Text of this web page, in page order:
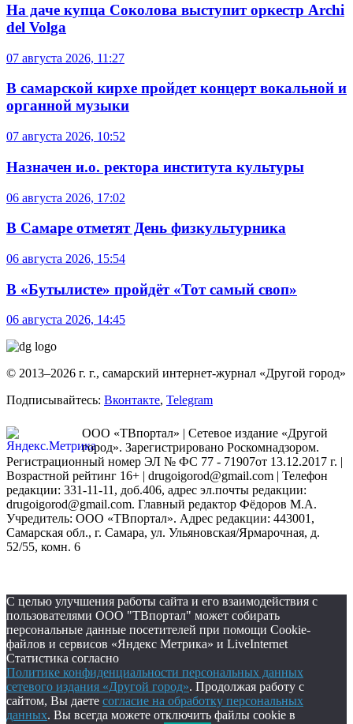
На даче купца Соколова выступит оркестр Archi
del Volga
07 августа 2026, 11:27
В самарской кирхе пройдет концерт вокальной и
органной музыки
07 августа 2026, 10:52
Назначен и.о. ректора института культуры
06 августа 2026, 17:02
В Самаре отметят День физкультурника
06 августа 2026, 15:54
В «Бутылисте» пройдёт «Тот самый своп»
06 августа 2026, 14:45
© 2013–2026 г. г., самарский интернет-журнал «Другой город»
Подписывайтесь: Вконтакте, Telegram
ООО «ТВпортал» | Сетевое издание «Другой
город». Зарегистрировано Роскомнадзором.
Регистрационный номер ЭЛ № ФС 77 - 71907от 13.12.2017 г. |
Возрастной рейтинг 16+ | drugoigorod@gmail.com | Телефон
редакции: 331-11-11, доб.406, адрес эл.почты редакции:
drugoigorod@gmail.com. Главный редактор Фёдоров М.А.
Учредитель: ООО «ТВпортал». Адрес редакции: 443001,
Самарская обл., г. Самара, ул. Ульяновская/Ярмарочная, д.
52/55, комн. 6
С целью улучшения работы сайта и его взаимодействия с
пользователями ООО "ТВпортал" может собирать
персональные данные посетителей при помощи Cookie-
файлов и сервисов «Яндекс Метрика» и LiveInternet
Статистика согласно
Политике конфиденциальности персональных данных
сетевого издания «Другой город». Продолжая работу с
сайтом, Вы даете согласие на обработку персональных
данных. Вы всегда можете отключить файлы cookie в